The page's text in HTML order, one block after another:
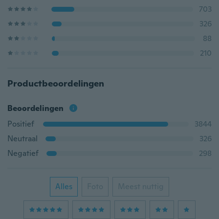
703
326
88
210
Productbeoordelingen
Beoordelingen
Positief
3844
Neutraal
326
Negatief
298
Alles Foto Meest nuttig